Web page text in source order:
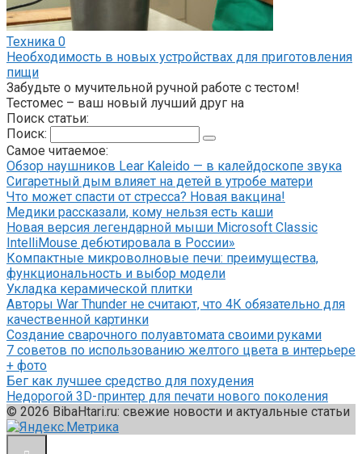
Техника 0
Необходимость в новых устройствах для приготовления
пищи
Забудьте о мучительной ручной работе с тестом!
Тестомес – ваш новый лучший друг на
Поиск статьи:
Поиск:
Самое читаемое:
Обзор наушников Lear Kaleido — в калейдоскопе звука
Сигаретный дым влияет на детей в утробе матери
Что может спасти от стресса? Новая вакцина!
Медики рассказали, кому нельзя есть каши
Новая версия легендарной мыши Microsoft Classic
IntelliMouse дебютировала в России»
Компактные микроволновые печи: преимущества,
функциональность и выбор модели
Укладка керамической плитки
Авторы War Thunder не считают, что 4К обязательно для
качественной картинки
Создание сварочного полуавтомата своими руками
7 советов по использованию желтого цвета в интерьере
+ фото
Бег как лучшее средство для похудения
Недорогой 3D-принтер для печати нового поколения
© 2026 BibaHtari.ru: свежие новости и актуальные статьи